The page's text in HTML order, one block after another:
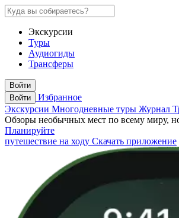
Экскурсии
Туры
Аудиогиды
Трансферы
Войти
Войти
Избранное
Экскурсии Многодневные туры Журнал
Обзоры необычных мест по всему миру,
Планируйте
путешествие на ходу Скачать приложение